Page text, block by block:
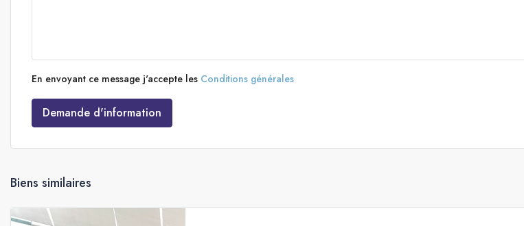
En envoyant ce message j'accepte les Conditions générales
Demande d'information
Biens similaires